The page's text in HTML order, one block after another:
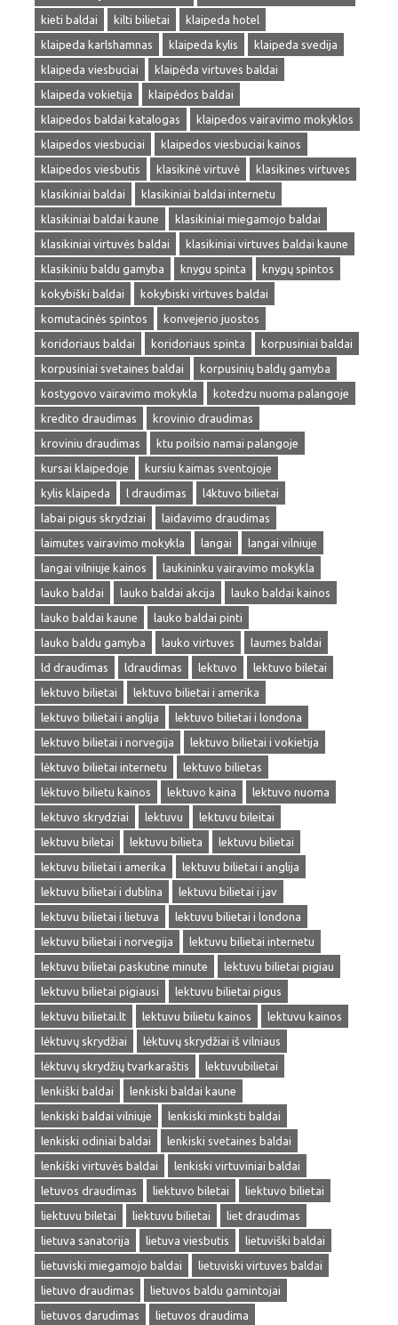
kieti baldai
kilti bilietai
klaipeda hotel
klaipeda karlshamnas
klaipeda kylis
klaipeda svedija
klaipeda viesbuciai
klaipėda virtuves baldai
klaipeda vokietija
klaipėdos baldai
klaipedos baldai katalogas
klaipedos vairavimo mokyklos
klaipedos viesbuciai
klaipedos viesbuciai kainos
klaipedos viesbutis
klasikinė virtuvė
klasikines virtuves
klasikiniai baldai
klasikiniai baldai internetu
klasikiniai baldai kaune
klasikiniai miegamojo baldai
klasikiniai virtuvės baldai
klasikiniai virtuves baldai kaune
klasikiniu baldu gamyba
knygu spinta
knygų spintos
kokybiški baldai
kokybiski virtuves baldai
komutacinės spintos
konvejerio juostos
koridoriaus baldai
koridoriaus spinta
korpusiniai baldai
korpusiniai svetaines baldai
korpusinių baldų gamyba
kostygovo vairavimo mokykla
kotedzu nuoma palangoje
kredito draudimas
krovinio draudimas
kroviniu draudimas
ktu poilsio namai palangoje
kursai klaipedoje
kursiu kaimas sventojoje
kylis klaipeda
l draudimas
l4ktuvo bilietai
labai pigus skrydziai
laidavimo draudimas
laimutes vairavimo mokykla
langai
langai vilniuje
langai vilniuje kainos
laukininku vairavimo mokykla
lauko baldai
lauko baldai akcija
lauko baldai kainos
lauko baldai kaune
lauko baldai pinti
lauko baldu gamyba
lauko virtuves
laumes baldai
ld draudimas
ldraudimas lektuvo
lektuvo biletai
lektuvo bilietai
lektuvo bilietai i amerika
lektuvo bilietai i anglija
lektuvo bilietai i londona
lektuvo bilietai i norvegija
lektuvo bilietai i vokietija
lėktuvo bilietai internetu
lektuvo bilietas
lėktuvo bilietu kainos
lektuvo kaina
lektuvo nuoma
lektuvo skrydziai
lektuvu
lektuvu bileitai
lektuvu biletai
lektuvu bilieta
lektuvu bilietai
lektuvu bilietai i amerika
lektuvu bilietai i anglija
lektuvu bilietai i dublina
lektuvu bilietai i jav
lektuvu bilietai i lietuva
lektuvu bilietai i londona
lektuvu bilietai i norvegija
lektuvu bilietai internetu
lektuvu bilietai paskutine minute
lektuvu bilietai pigiau
lektuvu bilietai pigiausi
lektuvu bilietai pigus
lektuvu bilietai.lt
lektuvu bilietu kainos
lektuvu kainos
lėktuvų skrydžiai
lėktuvų skrydžiai iš vilniaus
lėktuvų skrydžių tvarkaraštis
lektuvubilietai
lenkiški baldai
lenkiski baldai kaune
lenkiski baldai vilniuje
lenkiski minksti baldai
lenkiski odiniai baldai
lenkiski svetaines baldai
lenkiški virtuvės baldai
lenkiski virtuviniai baldai
letuvos draudimas
liektuvo biletai
liektuvo bilietai
liektuvu biletai
liektuvu bilietai
liet draudimas
lietuva sanatorija
lietuva viesbutis
lietuviški baldai
lietuviski miegamojo baldai
lietuviski virtuves baldai
lietuvo draudimas
lietuvos baldu gamintojai
lietuvos darudimas
lietuvos draudima